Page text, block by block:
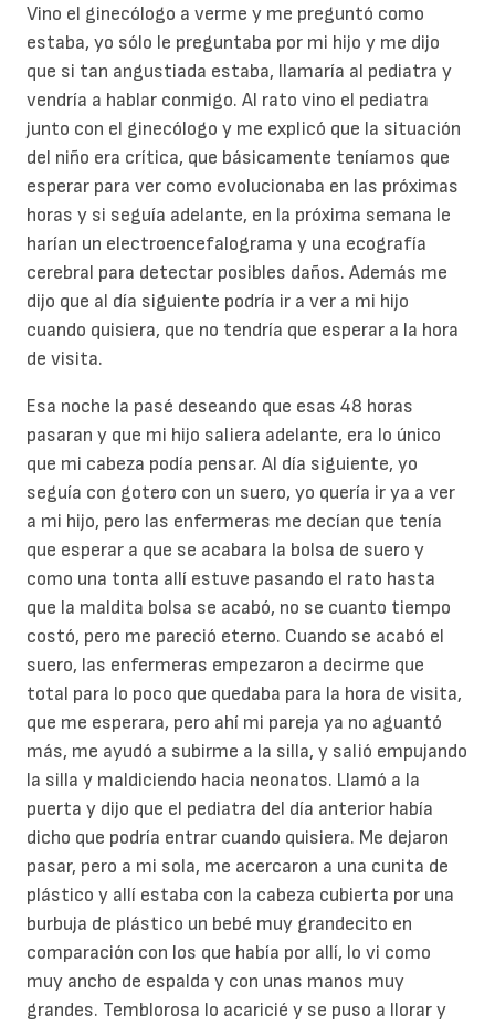
Vino el ginecólogo a verme y me preguntó como
estaba, yo sólo le preguntaba por mi hijo y me dijo
que si tan angustiada estaba, llamaría al pediatra y
vendría a hablar conmigo. Al rato vino el pediatra
junto con el ginecólogo y me explicó que la situación
del niño era crítica, que básicamente teníamos que
esperar para ver como evolucionaba en las próximas
horas y si seguía adelante, en la próxima semana le
harían un electroencefalograma y una ecografía
cerebral para detectar posibles daños. Además me
dijo que al día siguiente podría ir a ver a mi hijo
cuando quisiera, que no tendría que esperar a la hora
de visita.
Esa noche la pasé deseando que esas 48 horas
pasaran y que mi hijo saliera adelante, era lo único
que mi cabeza podía pensar. Al día siguiente, yo
seguía con gotero con un suero, yo quería ir ya a ver
a mi hijo, pero las enfermeras me decían que tenía
que esperar a que se acabara la bolsa de suero y
como una tonta allí estuve pasando el rato hasta
que la maldita bolsa se acabó, no se cuanto tiempo
costó, pero me pareció eterno. Cuando se acabó el
suero, las enfermeras empezaron a decirme que
total para lo poco que quedaba para la hora de visita,
que me esperara, pero ahí mi pareja ya no aguantó
más, me ayudó a subirme a la silla, y salió empujando
la silla y maldiciendo hacia neonatos. Llamó a la
puerta y dijo que el pediatra del día anterior había
dicho que podría entrar cuando quisiera. Me dejaron
pasar, pero a mi sola, me acercaron a una cunita de
plástico y allí estaba con la cabeza cubierta por una
burbuja de plástico un bebé muy grandecito en
comparación con los que había por allí, lo vi como
muy ancho de espalda y con unas manos muy
grandes. Temblorosa lo acaricié y se puso a llorar y